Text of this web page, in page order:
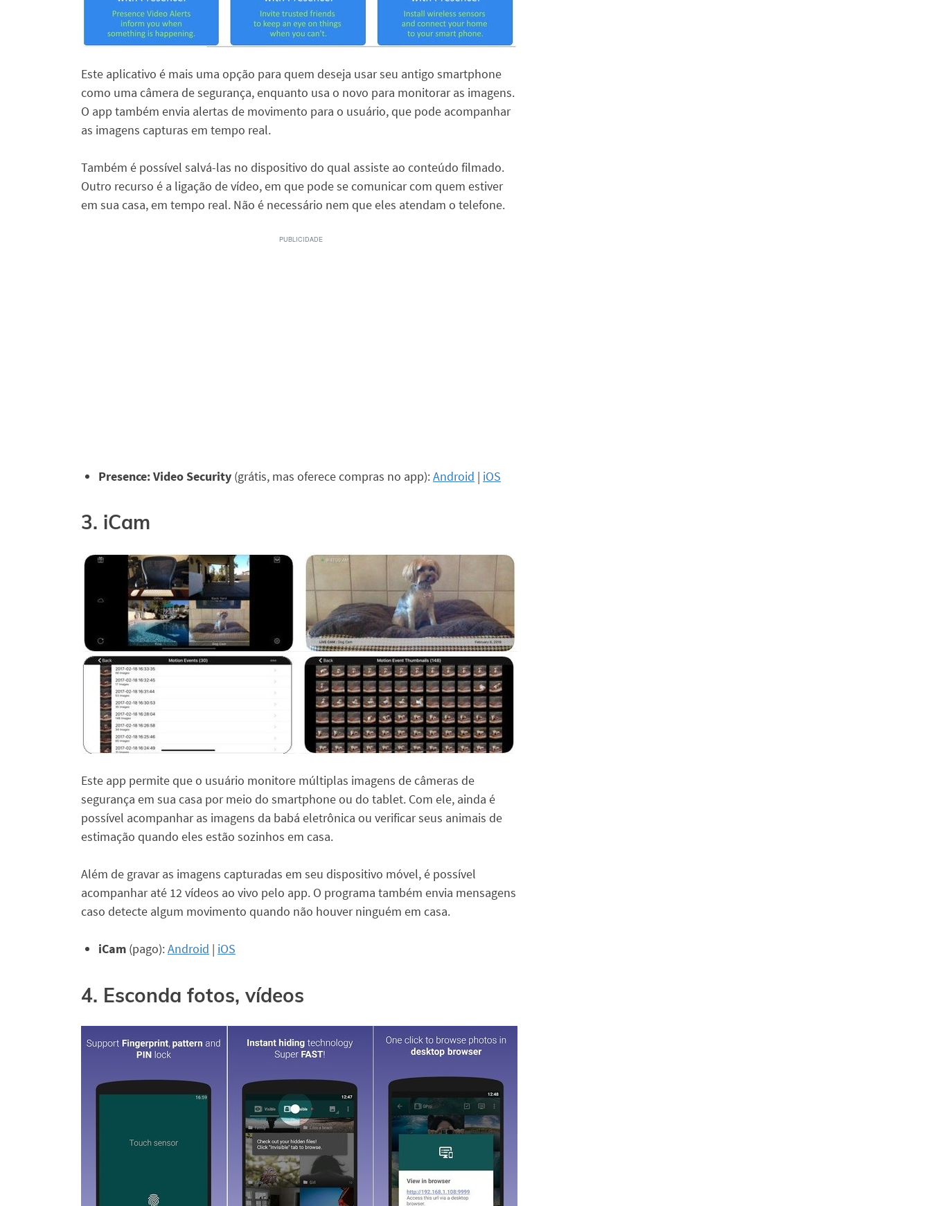
Este aplicativo é mais uma opção para quem deseja usar seu antigo smartphone
como uma câmera de segurança, enquanto usa o novo para monitorar as imagens.
O app também envia alertas de movimento para o usuário, que pode acompanhar
as imagens capturas em tempo real.
Também é possível salvá-las no dispositivo do qual assiste ao conteúdo filmado.
Outro recurso é a ligação de vídeo, em que pode se comunicar com quem estiver
em sua casa, em tempo real. Não é necessário nem que eles atendam o telefone.
Presence: Video Security (grátis, mas oferece compras no app):Android | iOS
3. iCam
Este app permite que o usuário monitore múltiplas imagens de câmeras de
segurança em sua casa por meio do smartphone ou do tablet. Com ele, ainda é
possível acompanhar as imagens da babá eletrônica ou verificar seus animais de
estimação quando eles estão sozinhos em casa.
Além de gravar as imagens capturadas em seu dispositivo móvel, é possível
acompanhar até 12 vídeos ao vivo pelo app. O programa também envia mensagens
caso detecte algum movimento quando não houver ninguém em casa.
iCam (pago):Android | iOS
4. Esconda fotos, vídeos